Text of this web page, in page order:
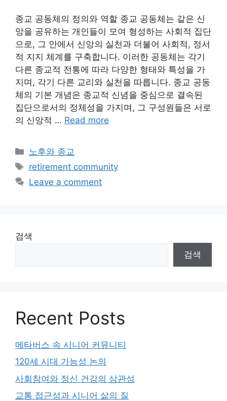
종교 공동체의 정의와 역할 종교 공동체는 같은 신
앙을 공유하는 개인들이 모여 형성하는 사회적 집단
으로, 그 안에서 신앙의 실천과 더불어 사회적, 정서
적 지지 체계를 구축합니다. 이러한 공동체는 각기
다른 종교적 전통에 따라 다양한 형태와 특성을 가
지며, 각기 다른 교리와 실천을 따릅니다. 종교 공동
체의 기본 개념은 종교적 신념을 중심으로 결속된
집단으로서의 정체성을 가지며, 그 구성원들은 서로
의 신앙적 … Read more
Categories
노후와 종교
Tags
retirement community
Leave a comment
검색
검색
Recent Posts
메타버스 속 시니어 커뮤니티
120세 시대 가능성 논의
사회참여와 정신 건강의 상관성
교통 접근성과 시니어 삶의 질